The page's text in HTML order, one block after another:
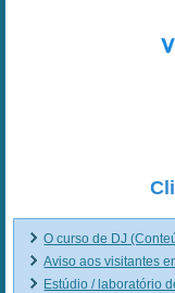
O curso de DJ
Aviso aos visitantes
Estúdio / laboratório